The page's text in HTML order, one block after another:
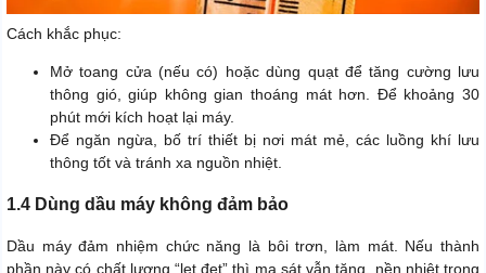
Cách khắc phục:
Mở toang cửa (nếu có) hoặc dùng quạt để tăng cường lưu
thông gió, giúp không gian thoáng mát hơn. Để khoảng 30
phút mới kích hoạt lại máy.
Để ngăn ngừa, bố trí thiết bị nơi mát mẻ, các luồng khí lưu
thông tốt và tránh xa nguồn nhiệt.
1.4 Dùng dầu máy không đảm bảo
Dầu máy đảm nhiệm chức năng là bôi trơn, làm mát. Nếu thành
phần này có chất lượng “lẹt đẹt” thì ma sát vẫn tăng, nền nhiệt trong